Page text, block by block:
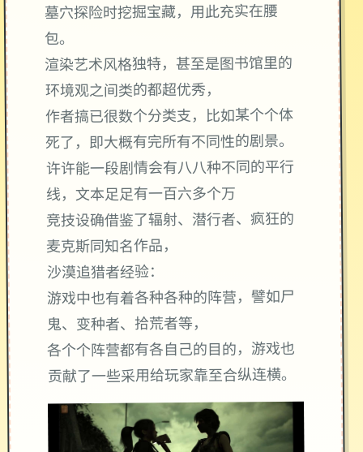
墓穴探险时挖掘宝藏，用此充实在腰
包。
渲染艺术风格独特，甚至是图书馆里的
环境观之间类的都超优秀，
作者搞已很数个分类支，比如某个个体
死了，即大概有完所有不同性的剧景。
许许能一段剧情会有八八种不同的平行
线，文本足足有一百六多个万
竞技设确借鉴了辐射、潜行者、疯狂的
麦克斯同知名作品，
沙漠追猎者经验：
游戏中也有着各种各种的阵营，譬如尸
鬼、变种者、拾荒者等，
各个个阵营都有各自己的目的，游戏也
贡献了一些采用给玩家靠至合纵连横。